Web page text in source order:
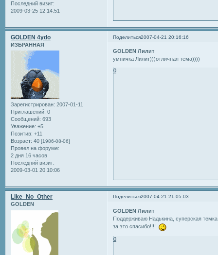
Последний визит:
2009-03-25 12:14:51
Поделиться2007-04-21 20:16:16
GOLDEN 4ydo
ИЗБРАННАЯ
Зарегистрирован: 2007-01-11
Приглашений: 0
Сообщений: 693
Уважение: +5
Позитив: +11
Возраст: 40 [1986-08-06]
Провел на форуме:
2 дня 16 часов
Последний визит:
2009-03-01 20:10:06
GOLDEN Лилит
умничка Лилит)))отличная тема))))
0
Поделиться2007-04-21 21:05:03
Like_No_Other
GOLDEN
GOLDEN Лилит
Поддерживаю Надькина, суперская
за это спасибо!!!!
0